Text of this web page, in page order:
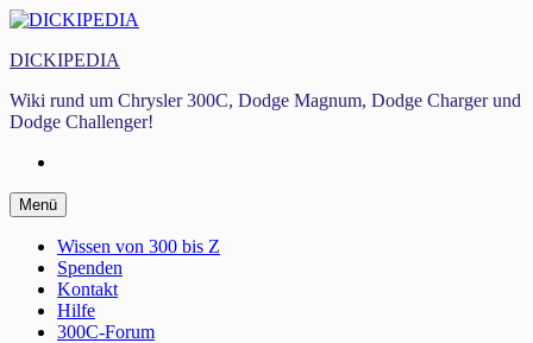
Zum
springen
DICKIPEDIA
Wiki rund um Chrysler 300C, Dodge Magnum, Dodge Charger und
Dodge Challenger!
Menü Zum
Inhalt
springen
Wissen von 300 bis Z
Spenden
Kontakt
Hilfe
300C-Forum